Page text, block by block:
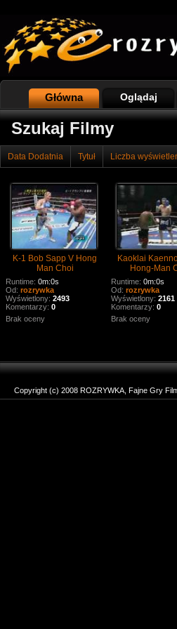
Główna Oglądaj
Szukaj Filmy
Data Dodatnia Tytuł Liczba
K-1 Bob Sapp V Hong
Man Choi
Runtime: 0m:0s
Od: rozrywka
Wyświetlony: 2493
Komentarzy: 0
Brak oceny
Kaoklai
Hong-Man
Runtime: 0m:0s
Od: rozrywka
Wyświetlony: 2161
Komentarzy: 0
Brak oceny
Copyright (c) 2008 ROZRYWKA, Fajne Gry